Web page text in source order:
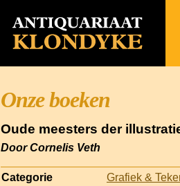
Onze boeken
Oude meesters der
Door Cornelis Veth
Categorie
Grafiek &